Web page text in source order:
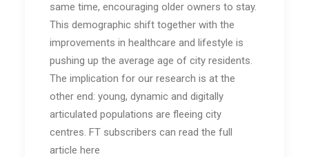
same time, encouraging older owners to stay.
This demographic shift together with the
improvements in healthcare and lifestyle is
pushing up the average age of city residents.
The implication for our research is at the
other end: young, dynamic and digitally
articulated populations are fleeing city
centres. FT subscribers can read the full
article here